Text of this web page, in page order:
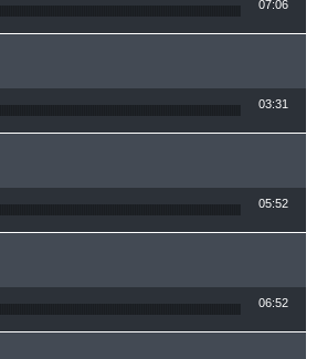
07:06
03:31
05:52
06:52